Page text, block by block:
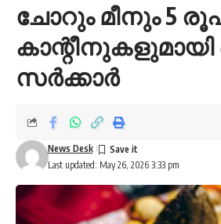
ചോറും മീനും 5
സർക്കാർ
Last updated: May 26, 2026 3:33 pm
News Desk